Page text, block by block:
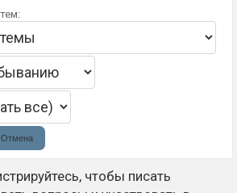
чтобы писать